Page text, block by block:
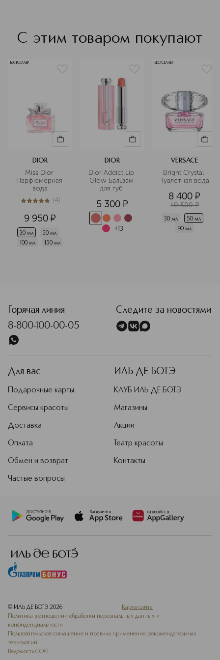
С этим товаром покупают
БЕСТСЕЛЛЕР
DIOR
Miss Dior
Парфюмерная
вода
5из 54 (4)
9 950 ¤
30 мл
50 мл
100 мл
150 мл
DIOR
Dior Addict Lip
Glow Бальзам
5 300 ¤
+13
БЕСТСЕЛЛЕР
VERSACE
Bright Crystal
Туалетная вода
8 400 ¤
10 500 ¤
30 мл
50 мл
90 мл
Горячая линия
8-800-100-00-05
Следите за новостями
Для вас
Подарочные карты
Сервисы красоты
Доставка
Оплата
Обмен и возврат
Частые вопросы
ИЛЬ ДЕ БОТЭ
КЛУБ ИЛЬ ДЕ БОТЭ
Магазины
Акции
Театр красоты
Контакты
© ИЛЬ ДЕ БОТЭ 2026
Карта сайта
Политика в отношении обработки персональных данных и
конфиденциальности
Пользовательское соглашение и правила применения рекомендательных
технологий
Ведомость СОУТ